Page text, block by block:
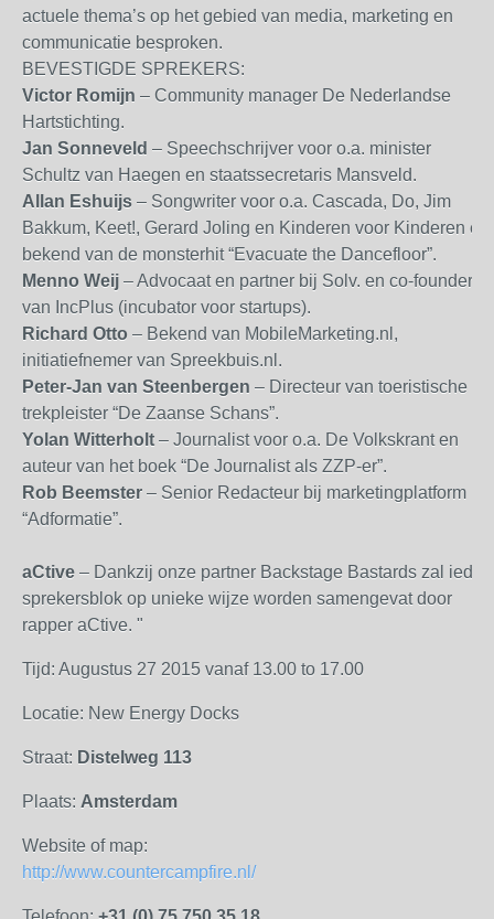
actuele thema’s op het gebied van media, marketing en
communicatie besproken.
BEVESTIGDE SPREKERS:
Victor Romijn – Community manager De Nederlandse
Hartstichting.
Jan Sonneveld – Speechschrijver voor o.a. minister
Schultz van Haegen en staatssecretaris Mansveld.
Allan Eshuijs – Songwriter voor o.a. Cascada, Do, Jim
Bakkum, Keet!, Gerard Joling en Kinderen voor Kinderen en
bekend van de monsterhit “Evacuate the Dancefloor”.
Menno Weij – Advocaat en partner bij Solv. en co-founder
van IncPlus (incubator voor startups).
Richard Otto – Bekend van MobileMarketing.nl,
initiatiefnemer van Spreekbuis.nl.
Peter-Jan van Steenbergen – Directeur van toeristische
trekpleister “De Zaanse Schans”.
Yolan Witterholt – Journalist voor o.a. De Volkskrant en
auteur van het boek “De Journalist als ZZP-er”.
Rob Beemster – Senior Redacteur bij marketingplatform
“Adformatie”.
aCtive – Dankzij onze partner Backstage Bastards zal ieder
sprekersblok op unieke wijze worden samengevat door
rapper aCtive. "
Tijd: Augustus 27 2015 vanaf 13.00 to 17.00
Locatie: New Energy Docks
Straat: Distelweg 113
Plaats: Amsterdam
Website of map:
http://www.countercampfire.nl/